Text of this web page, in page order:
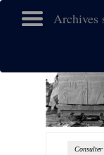
Archives
Consulter